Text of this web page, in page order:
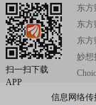
扫一扫下载
APP
东方
东方
东方
妙想
信息网络传